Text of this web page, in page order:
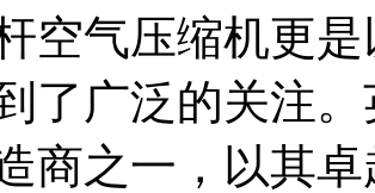
空气压缩机更
了广泛的关注
商之一，以其